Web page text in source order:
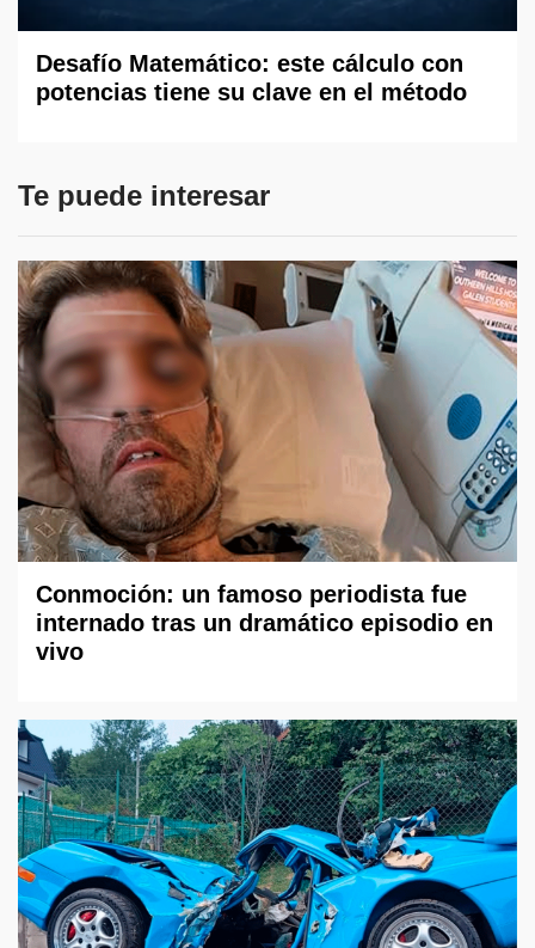
Desafío Matemático: este cálculo con
potencias tiene su clave en el método
Te puede interesar
Conmoción: un famoso periodista fue
internado tras un dramático episodio en
vivo